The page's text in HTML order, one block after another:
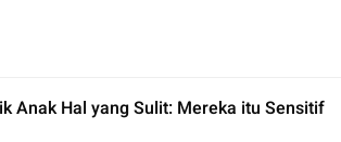
Anak Hal yang Sulit: Mereka itu Sensitif